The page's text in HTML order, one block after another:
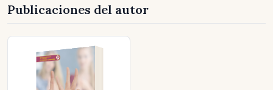
Publicaciones del autor